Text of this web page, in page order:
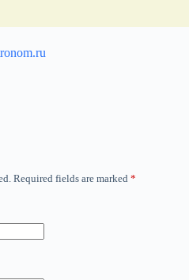
Required fields are marked *